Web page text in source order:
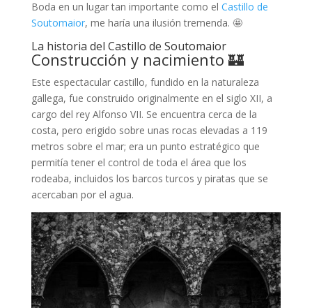
Boda en un lugar tan importante como el Castillo de
Soutomaior, me haría una ilusión tremenda. 🤩
La historia del Castillo de Soutomaior
Construcción y nacimiento 🏰
Este espectacular castillo, fundido en la naturaleza
gallega, fue construido originalmente en el siglo XII, a
cargo del rey Alfonso VII. Se encuentra cerca de la
costa, pero erigido sobre unas rocas elevadas a 119
metros sobre el mar; era un punto estratégico que
permitía tener el control de toda el área que los
rodeaba, incluidos los barcos turcos y piratas que se
acercaban por el agua.